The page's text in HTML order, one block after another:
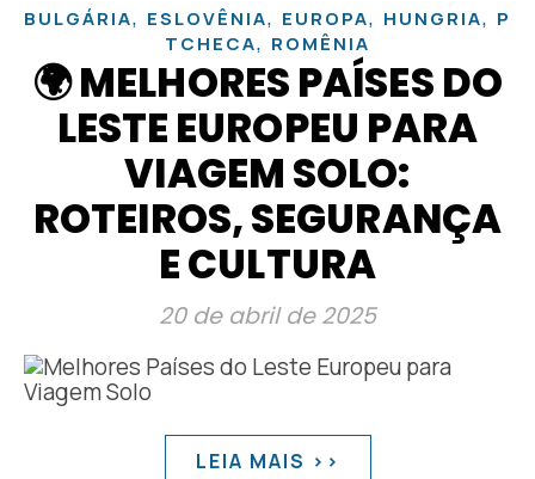
BULGÁRIA, ESLOVÊNIA, EUROPA, HUNGRIA,
TCHECA, ROMÊNIA
🌍 MELHORES PAÍSES DO
LESTE EUROPEU PARA
VIAGEM SOLO:
ROTEIROS, SEGURANÇA
E CULTURA
20 de abril de 2025
LEIA MAIS >>